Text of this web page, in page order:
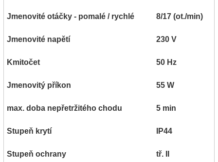
Jmenovité otáčky - pomalé / rychlé 8/17 (ot./min)
Jmenovité napětí 230 V
Kmitočet 50 Hz
Jmenovitý příkon 55 W
max. doba nepřetržitého chodu 5 min
Stupeň krytí IP44
Stupeň ochrany tř. II